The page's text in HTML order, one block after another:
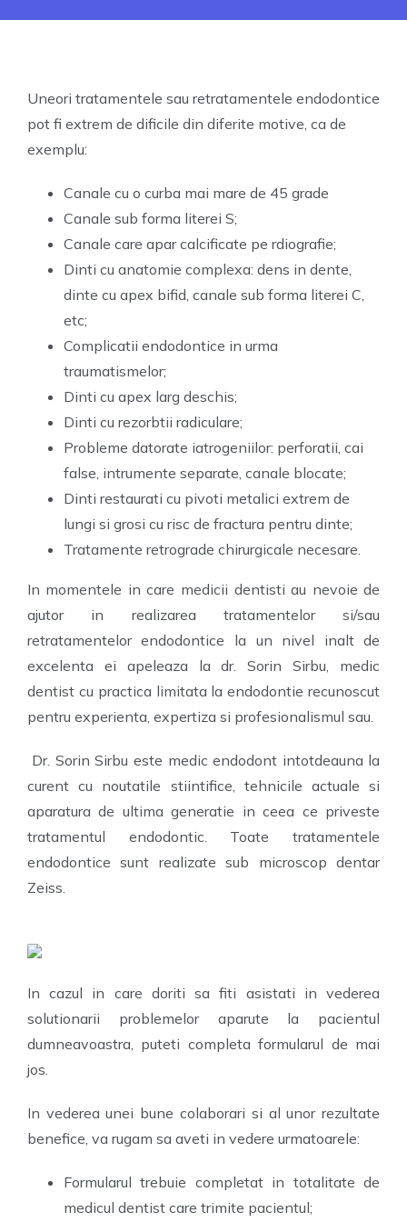
Uneori tratamentele sau retratamentele endodontice
pot fi extrem de dificile din diferite motive, ca de
exemplu:
Canale cu o curba mai mare de 45 grade
Canale sub forma literei S;
Canale care apar calcificate pe rdiografie;
Dinti cu anatomie complexa: dens in dente,
dinte cu apex bifid, canale sub forma literei C,
etc;
Complicatii endodontice in urma
traumatismelor;
Dinti cu apex larg deschis;
Dinti cu rezorbtii radiculare;
Probleme datorate iatrogeniilor: perforatii, cai
false, intrumente separate, canale blocate;
Dinti restaurati cu pivoti metalici extrem de
lungi si grosi cu risc de fractura pentru dinte;
Tratamente retrograde chirurgicale necesare.
In momentele in care medicii dentisti au nevoie de
ajutor in realizarea tratamentelor si/sau
retratamentelor endodontice la un nivel inalt de
excelenta ei apeleaza la dr. Sorin Sirbu, medic
dentist cu practica limitata la endodontie recunoscut
pentru experienta, expertiza si profesionalismul sau.
Dr. Sorin Sirbu este medic endodont intotdeauna la
curent cu noutatile stiintifice, tehnicile actuale si
aparatura de ultima generatie in ceea ce priveste
tratamentul endodontic. Toate tratamentele
endodontice sunt realizate sub microscop dentar
Zeiss.
In cazul in care doriti sa fiti asistati in vederea
solutionarii problemelor aparute la pacientul
dumneavoastra, puteti completa formularul de mai
jos.
In vederea unei bune colaborari si al unor rezultate
benefice, va rugam sa aveti in vedere urmatoarele:
Formularul trebuie completat in totalitate de
medicul dentist care trimite pacientul;